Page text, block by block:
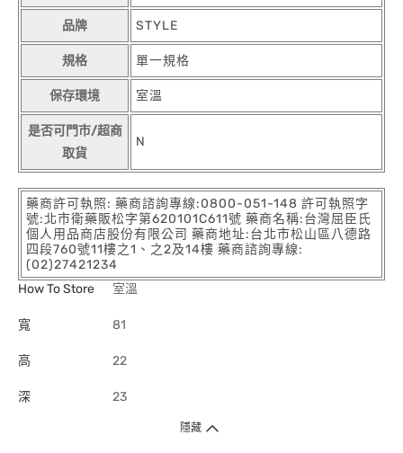
品牌 STYLE
規格 單一規格
保存環境 室溫
是否可門市/超商
取貨
N
藥商許可執照: 藥商諮詢專線:0800-051-148 許可執照字
號:北市衛藥販松字第620101C611號 藥商名稱:台灣屈臣氏
個人用品商店股份有限公司 藥商地址:台北市松山區八德路
四段760號11樓之1、之2及14樓 藥商諮詢專線:
(02)27421234
How To Store
室溫
寬 81
高 22
深 23
隱藏